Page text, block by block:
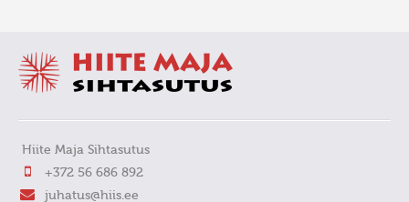
Hiite Maja Sihtasutus
+372 56 686 892
juhatus@hiis.ee